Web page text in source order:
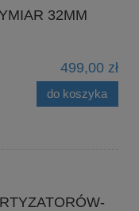
32MM
499,00 zł
do koszyka